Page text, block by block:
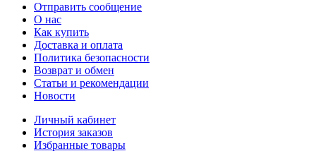
Отправить сообщение
О нас
Как купить
Доставка и оплата
Политика безопасности
Возврат и обмен
Статьи и рекомендации
Новости
Личный кабинет
История заказов
Избранные товары